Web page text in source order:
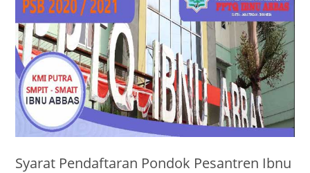
Syarat Pendaftaran Pondok Pesantren Ibnu